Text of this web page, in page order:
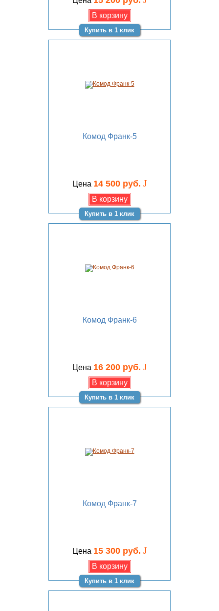
Купить в 1 клик
Комод Франк-5
Цена 14 500 руб. J
Купить в 1 клик
Комод Франк-6
Цена 16 200 руб. J
Купить в 1 клик
Комод Франк-7
Цена 15 300 руб. J
Купить в 1 клик